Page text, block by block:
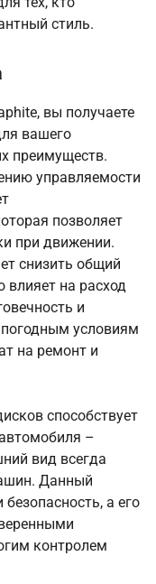
стиль.
вы получаете
вашего
преимуществ.
управляемости
позволяет
при движении.
снизить общий
влияет на расход
и
условиям
на ремонт и
способствует
–
вид всегда
Данный
а его
контролем